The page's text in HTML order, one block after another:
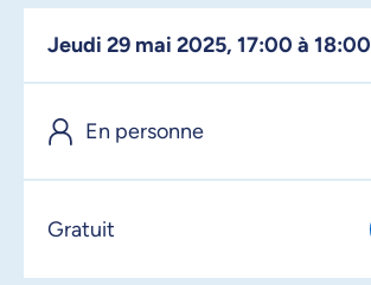
jeudi 29 mai 2025, 17:00 à 18:00
En personne
Gratuit